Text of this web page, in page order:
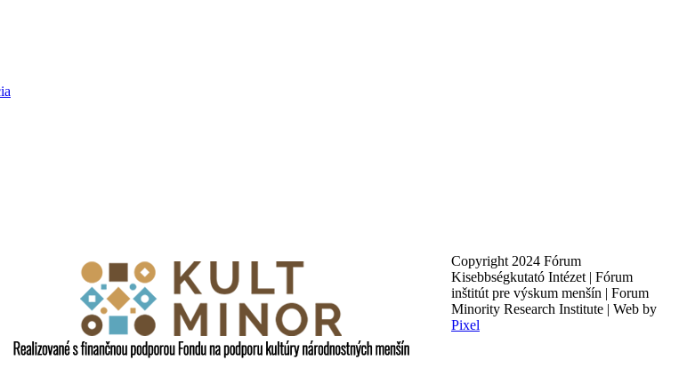
Copyright 2024 Fórum
Kisebbségkutató Intézet | Fórum
inštitút pre výskum menšín | Forum
Minority Research Institute | Web by
Pixel